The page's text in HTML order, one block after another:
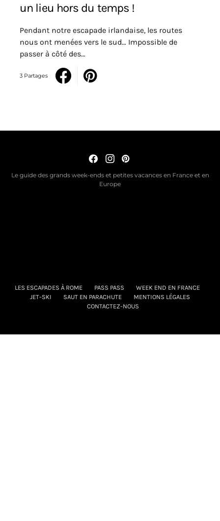
un lieu hors du temps !
Pendant notre escapade irlandaise, les routes
nous ont menées vers le sud… Impossible de
passer à côté des…
3 Partages
Le guide des grands week-ends et petites vacances en France et en
Europe
LES ESCAPADES À ROME PASS PASS
WEEK END EN FRANCE
JET-SKI
SAUT EN PARACHUTE
MENTIONS LÉGALES
CONTACTEZ-NOUS